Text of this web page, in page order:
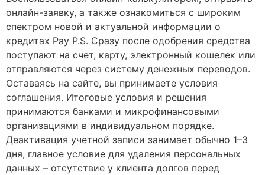
онлайн-заявку, а также ознакомиться с широким
спектром новой и актуальной информации о
кредитах Pay P.S. Сразу после одобрения средства
поступают на счет, карту, электронный кошелек или
отправляются через систему денежных переводов.
Оставаясь на сайте, вы принимаете условия
соглашения. Итоговые условия и решения
принимаются банками и микрофинансовыми
организациями в индивидуальном порядке.
Деактивация учетной записи занимает обычно 1–3
дня, главное условие для удаления персональных
данных – отсутствие у клиента долгов перед